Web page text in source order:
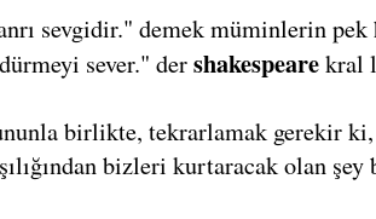
sevgidir." demek müminlerin pek
sever." dershakespearekral
birlikte, tekrarlamak gerekir
bizleri kurtaracak olan